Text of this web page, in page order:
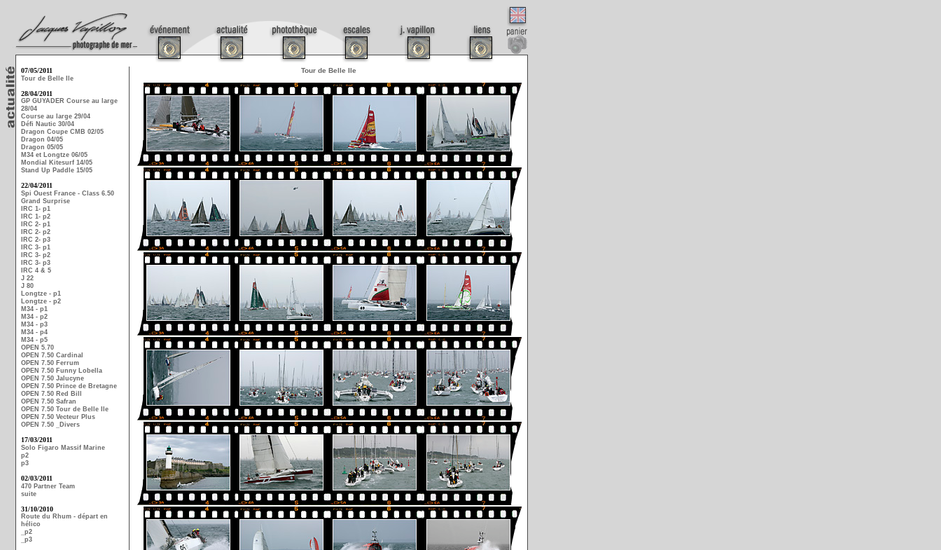
07/05/2011
Tour de Belle Ile
28/04/2011
GP GUYADER Course au large
28/04
Course au large 29/04
Défi Nautic 30/04
Dragon Coupe CMB 02/05
Dragon 04/05
Dragon 05/05
M34 et Longtze 06/05
Mondial Kitesurf 14/05
Stand Up Paddle 15/05
22/04/2011
Spi Ouest France - Class 6.50
Grand Surprise
IRC 1- p1
IRC 1- p2
IRC 2- p1
IRC 2- p2
IRC 2- p3
IRC 3- p1
IRC 3- p2
IRC 3- p3
IRC 4 & 5
J 22
J 80
Longtze - p1
Longtze - p2
M34 - p1
M34 - p2
M34 - p3
M34 - p4
M34 - p5
OPEN 5.70
OPEN 7.50 Cardinal
OPEN 7.50 Ferrum
OPEN 7.50 Funny Lobella
OPEN 7.50 Jalucyne
OPEN 7.50 Prince de Bretagne
OPEN 7.50 Red Bill
OPEN 7.50 Safran
OPEN 7.50 Tour de Belle Ile
OPEN 7.50 Vecteur Plus
OPEN 7.50 _Divers
17/03/2011
Solo Figaro Massif Marine
p2
p3
02/03/2011
470 Partner Team
suite
31/10/2010
Route du Rhum - départ en
hélico
_p2
_p3
Tour de Belle Ile